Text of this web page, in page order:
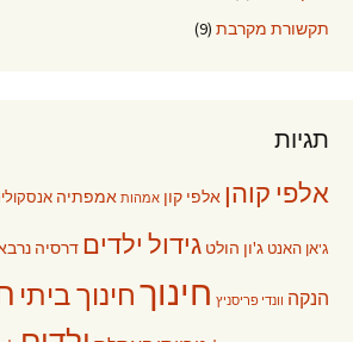
תקשורת מקרבת (9)
תגיות
אלפי קוהן אלפי קון אמהות אמפתיה
ג'אן האנט ג'ון הולט גידול ילדים דרסיה
הנקה וונדי פריסניץ חינוךחינוך ביתי